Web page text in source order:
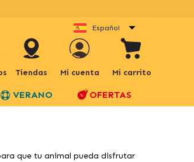
Español
Tiendas Mi cuenta Mi carrito
VERANO OFERTAS
que tu animal pueda disfrutar